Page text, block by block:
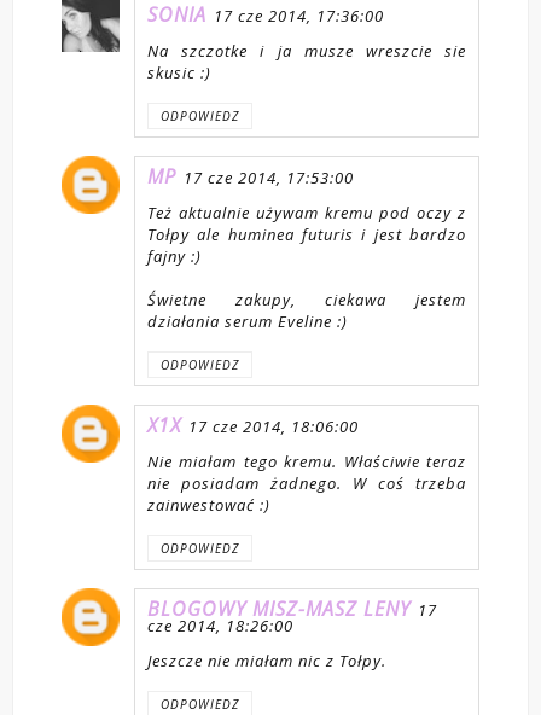
SONIA 17 cze 2014, 17:36:00
Na szczotke i ja musze wreszcie sie
skusic :)
ODPOWIEDZ
MP 17 cze 2014, 17:53:00
Też aktualnie używam kremu pod oczy z
Tołpy ale huminea futuris i jest bardzo
fajny :)
Świetne zakupy, ciekawa jestem
działania serum Eveline :)
ODPOWIEDZ
X1X 17 cze 2014, 18:06:00
Nie miałam tego kremu. Właściwie teraz
nie posiadam żadnego. W coś trzeba
zainwestować :)
ODPOWIEDZ
BLOGOWY MISZ-MASZ LENY 17
cze 2014, 18:26:00
Jeszcze nie miałam nic z Tołpy.
ODPOWIEDZ